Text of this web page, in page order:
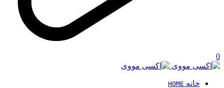
0
خانه HOME